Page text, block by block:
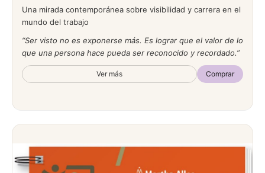
Una mirada contemporánea sobre visibilidad y carrera en el
mundo del trabajo
Ser visto no es exponerse más. Es lograr que el valor de lo
que una persona hace pueda ser reconocido y recordado.
Ver más Comprar